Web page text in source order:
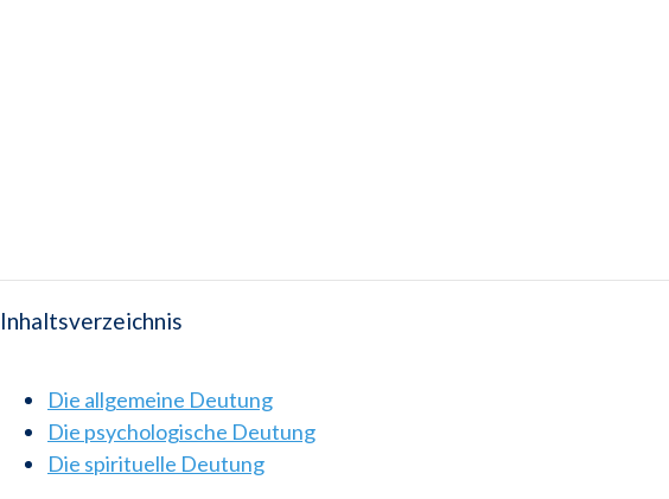
Inhaltsverzeichnis
Die allgemeine Deutung
Die psychologische Deutung
Die spirituelle Deutung